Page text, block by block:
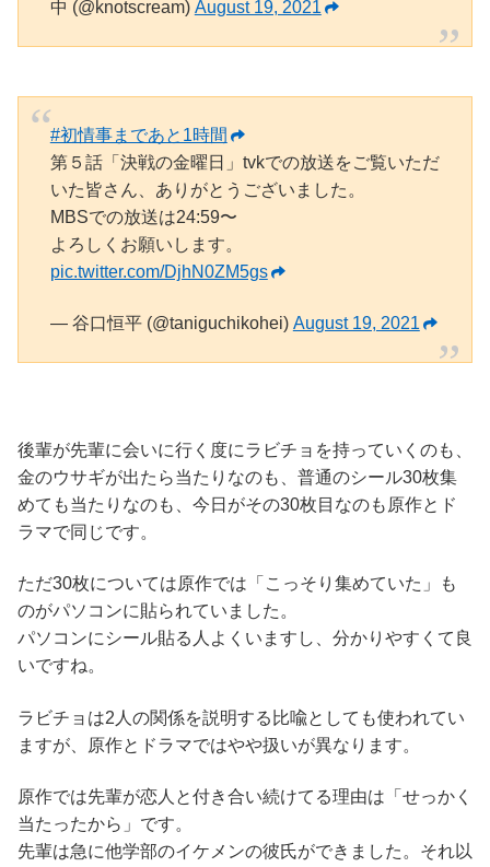
中 (@knotscream) August 19, 2021
#初情事まであと1時間
第５話「決戦の金曜日」tvkでの放送をご覧いただ
いた皆さん、ありがとうございました。
MBSでの放送は24:59〜
よろしくお願いします。
pic.twitter.com/DjhN0ZM5gs
— 谷口恒平 (@taniguchikohei) August 19, 2021
後輩が先輩に会いに行く度にラビチョを持っていくのも、
金のウサギが出たら当たりなのも、普通のシール30枚集
めても当たりなのも、今日がその30枚目なのも原作とド
ラマで同じです。
ただ30枚については原作では「こっそり集めていた」も
のがパソコンに貼られていました。
パソコンにシール貼る人よくいますし、分かりやすくて良
いですね。
ラビチョは2人の関係を説明する比喩としても使われてい
ますが、原作とドラマではやや扱いが異なります。
原作では先輩が恋人と付き合い続けてる理由は「せっかく
当たったから」です。
先輩は急に他学部のイケメンの彼氏ができました。それ以